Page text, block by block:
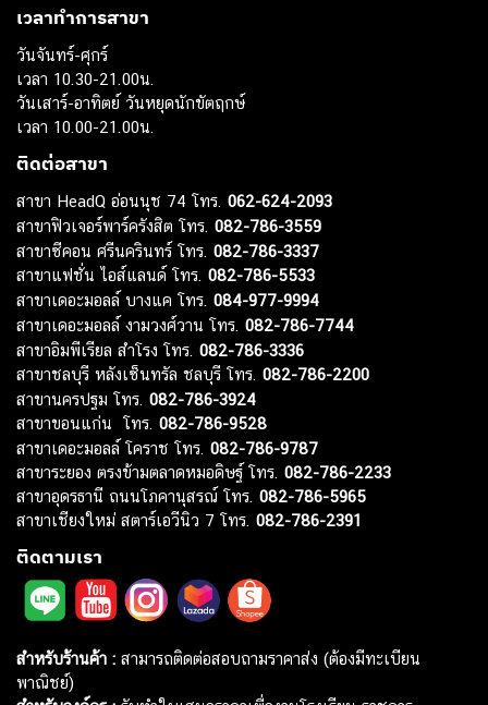
เวลาทำการสาขา
วันจันทร์-ศุกร์
เวลา 10.30-21.00น.
วันเสาร์-อาทิตย์ วันหยุดนักขัตฤกษ์
เวลา 10.00-21.00น.
ติดต่อสาขา
สาขา HeadQ อ่อนนุช 74 โทร. 062-624-2093
สาขาฟิวเจอร์พาร์ครังสิต โทร. 082-786-3559
สาขาซีคอน ศรีนครินทร์ โทร. 082-786-3337
สาขาแฟชั่น ไอส์แลนด์ โทร. 082-786-5533
สาขาเดอะมอลล์ บางแค โทร. 084-977-9994
สาขาเดอะมอลล์ งามวงศ์วาน โทร. 082-786-7744
สาขาอิมพีเรียล สำโรง โทร. 082-786-3336
สาขาชลบุรี หลังเซ็นทรัล ชลบุรี โทร. 082-786-2200
สาขานครปฐม โทร. 082-786-3924
สาขาขอนแก่น โทร. 082-786-9528
สาขาเดอะมอลล์ โคราช โทร. 082-786-9787
สาขาระยอง ตรงข้ามตลาดหมอดิษฐ์ โทร. 082-786-2233
สาขาอุดรธานี ถนนโภคานุสรณ์ โทร. 082-786-5965
สาขาเชียงใหม่ สตาร์เอวีนิว 7 โทร. 082-786-2391
ติดตามเรา
สำหรับร้านค้า : สามารถติดต่อสอบถามราคาส่ง (ต้องมีทะเบียน
พาณิชย์)